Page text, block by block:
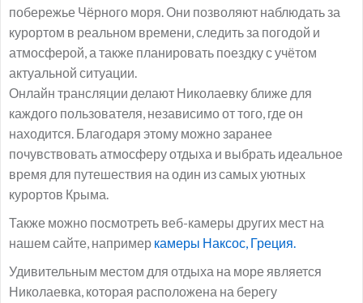
побережье Чёрного моря. Они позволяют наблюдать за
курортом в реальном времени, следить за погодой и
атмосферой, а также планировать поездку с учётом
актуальной ситуации.
Онлайн трансляции делают Николаевку ближе для
каждого пользователя, независимо от того, где он
находится. Благодаря этому можно заранее
почувствовать атмосферу отдыха и выбрать идеальное
время для путешествия на один из самых уютных
курортов Крыма.
Также можно посмотреть веб-камеры других мест на
нашем сайте, например камеры Наксос, Греция.
Удивительным местом для отдыха на море является
Николаевка, которая расположена на берегу